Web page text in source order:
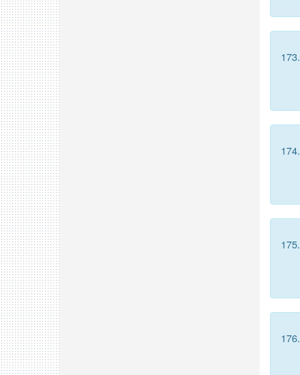
173.
174.
175.
176.